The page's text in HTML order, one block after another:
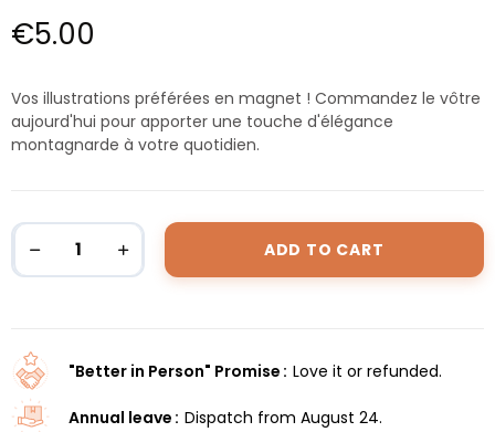
€5.00
Vos illustrations préférées en magnet ! Commandez le vôtre
aujourd'hui pour apporter une touche d'élégance
montagnarde à votre quotidien.
ADD TO CART
"Better in Person" Promise Love it or refunded.
Annual leave Dispatch from August 24.